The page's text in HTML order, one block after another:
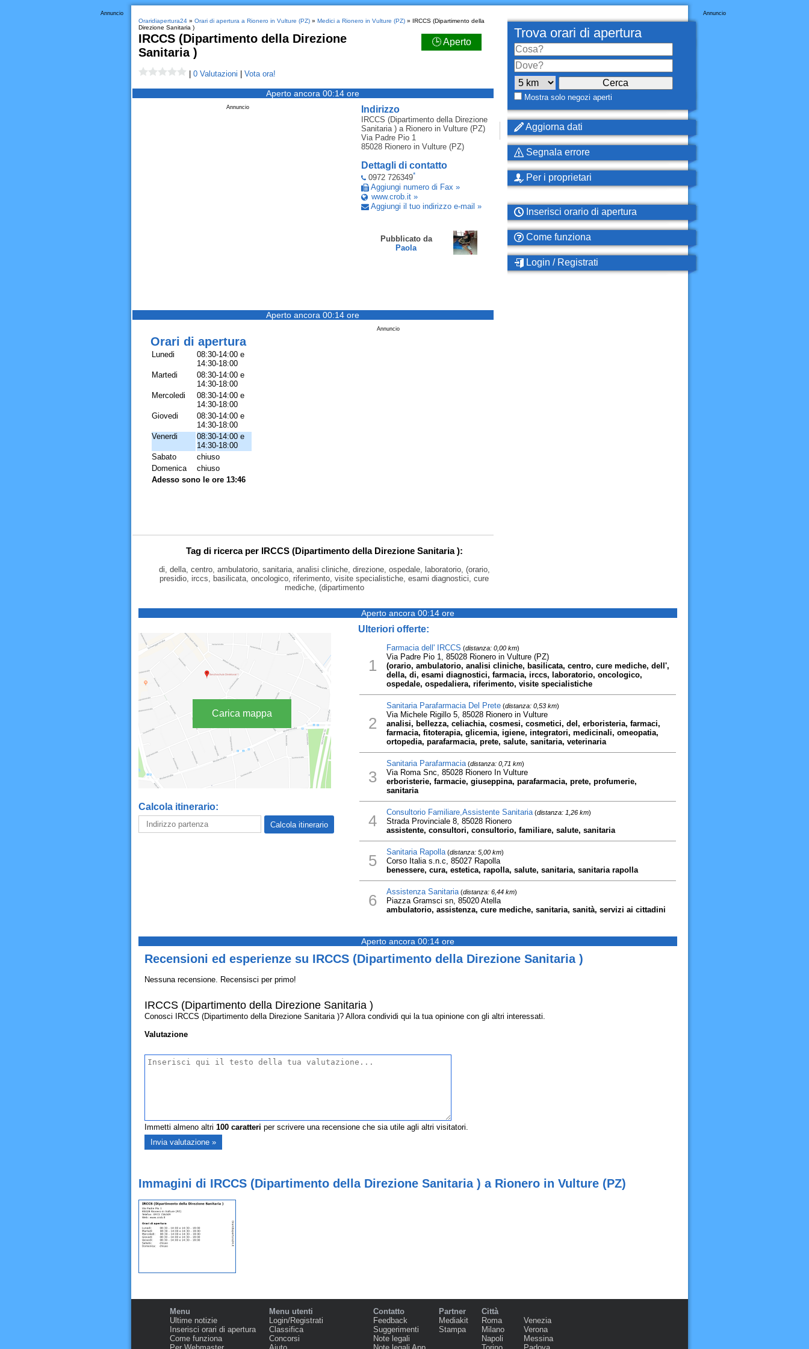
Annuncio
Oraridiapertura24» Orari di apertura a Rionero in Vulture (PZ)» Medici a Rionero in Vulture (PZ)» IRCCS (Dipartimento della
Direzione Sanitaria )
IRCCS (Dipartimento della Direzione
Sanitaria )
🕒 Aperto
0 Valutazioni Vota ora!
Aperto ancora 00:14 ore
Indirizzo
IRCCS (Dipartimento della Direzione
Sanitaria )a Rionero in Vulture (PZ)
Via Padre Pio 1
85028 Rionero in Vulture (PZ)
Dettagli di contatto
0972 726349*
Aggiungi numero di Fax »
www.crob.it »
Aggiungi il tuo indirizzo e-mail »
Pubblicato da
Paola
Annuncio
Aperto ancora 00:14 ore
Annuncio
Orari di apertura
Lunedi
08:30-14:00 e
14:30-18:00
Martedi
08:30-14:00 e
14:30-18:00
Mercoledi
08:30-14:00 e
14:30-18:00
Giovedi
08:30-14:00 e
14:30-18:00
Venerdi
08:30-14:00 e
14:30-18:00
Sabato
chiuso
Domenica
chiuso
Adesso sono le ore 13:46
Tag di ricerca per IRCCS (Dipartimento della Direzione Sanitaria ):
di, della, centro, ambulatorio, sanitaria, analisi cliniche, direzione, ospedale, laboratorio, (orario,
presidio, irccs, basilicata, oncologico, riferimento, visite specialistiche, esami diagnostici, cure
mediche, (dipartimento
Annuncio
Trova orari di apertura
Mostra solo negozi aperti
Aggiorna dati
Segnala errore
Per i proprietari
Inserisci orario di apertura
Come funziona
Login / Registrati
Aperto ancora 00:14 ore
Carica mappa
Calcola itinerario:
Ulteriori offerte:
1
Farmacia dell' IRCCS (distanza: 0,00 km)
Via Padre Pio 1, 85028 Rionero in Vulture (PZ)
(orario, ambulatorio, analisi cliniche, basilicata, centro, cure mediche, dell',
della, di, esami diagnostici, farmacia, irccs, laboratorio, oncologico,
ospedale, ospedaliera, riferimento, visite specialistiche
2
Sanitaria Parafarmacia Del Prete(distanza: 0,53 km)
Via Michele Rigillo 5, 85028 Rionero in Vulture
analisi, bellezza, celiachia, cosmesi, cosmetici, del, erboristeria, farmaci,
farmacia, fitoterapia, glicemia, igiene, integratori, medicinali, omeopatia,
ortopedia, parafarmacia, prete, salute, sanitaria, veterinaria
3
Sanitaria Parafarmacia(distanza: 0,71 km)
Via Roma Snc, 85028 Rionero In Vulture
erboristerie, farmacie, giuseppina, parafarmacia, prete, profumerie,
sanitaria
4 Consultorio Familiare,Assistente Sanitaria(distanza: 1,26 km)
Strada Provinciale 8, 85028 Rionero
assistente, consultori, consultorio, familiare, salute, sanitaria
5 Sanitaria Rapolla(distanza: 5,00 km)
Corso Italia s.n.c, 85027 Rapolla
benessere, cura, estetica, rapolla, salute, sanitaria, sanitaria rapolla
6 Assistenza Sanitaria(distanza: 6,44 km)
Piazza Gramsci sn, 85020 Atella
ambulatorio, assistenza, cure mediche, sanitaria, sanità, servizi ai cittadini
Aperto ancora 00:14 ore
Recensioni ed esperienze su IRCCS (Dipartimento della Direzione Sanitaria )
Nessuna recensione. Recensisci per primo!
IRCCS (Dipartimento della Direzione Sanitaria )
Conosci IRCCS (Dipartimento della Direzione Sanitaria )? Allora condividi qui la tua opinione con gli altri interessati.
Valutazione
Immetti almeno altri 100caratteri per scrivere una recensione che sia utile agli altri visitatori.
Immagini di IRCCS (Dipartimento della Direzione Sanitaria ) a Rionero in Vulture (PZ)
Menu
Ultime notizie
Inserisci orari di apertura
Come funziona
Menu utenti
Login/Registrati
Classifica
Concorsi
Contatto
Feedback
Suggerimenti
Note legali
Partner
Mediakit
Stampa
Città
Roma
Milano
Napoli
Venezia
Verona
Messina